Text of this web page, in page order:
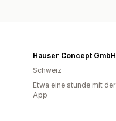
Hauser Concept GmbH
Schweiz
Etwa eine stunde mit der
App